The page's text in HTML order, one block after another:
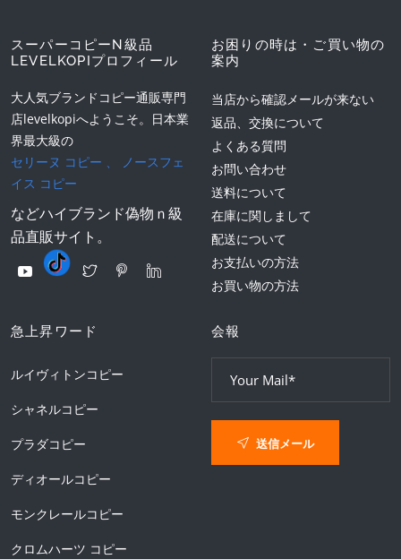
スーパーコピーN級品
LEVELKOPIプロフィール
大人気ブランドコピー通販専門
店levelkopiへようこそ。日本業
界最大級の
セリーヌ コピー 、
ノースフェ
イス コピー
などハイブランド偽物ｎ級
品直販サイト。
お困りの時は・ご買い物の
案内
当店から確認メールが来ない
返品、交換について
よくある質問
お問い合わせ
送料について
在庫に関しまして
配送について
お支払いの方法
お買い物の方法
急上昇ワード
ルイヴィトンコピー
シャネルコピー
プラダコピー
ディオールコピー
モンクレールコピー
クロムハーツ コピー
会報
送信メール